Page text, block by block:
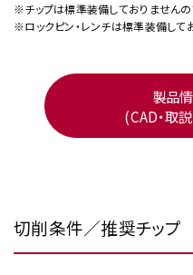
※チップは標準装備しておりませんの
※ロックピン・レンチは標準装備して
製品
(CAD・取
切削条件／推奨チップ